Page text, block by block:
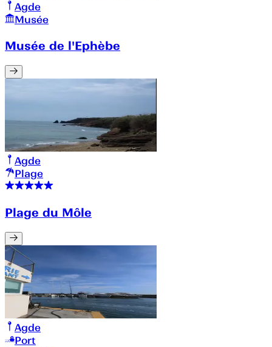
Agde
Musée
Musée de l'Ephèbe
Agde
Plage
Plage du Môle
Agde
Port